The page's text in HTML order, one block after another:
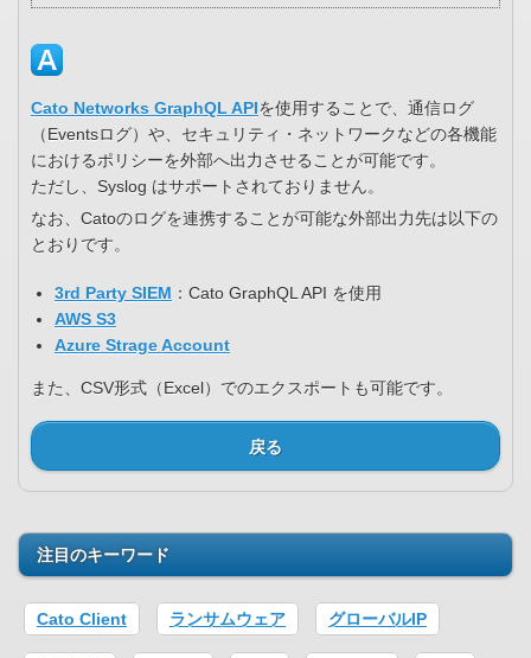
Cato Networks GraphQL APIを使用することで、通信ログ
（Eventsログ）や、セキュリティ・ネットワークなどの各機能
におけるポリシーを外部へ出力させることが可能です。
ただし、Syslog はサポートされておりません。
なお、Catoのログを連携することが可能な外部出力先は以下の
とおりです。
3rd Party SIEM ：Cato GraphQL API を使用
AWS S3
Azure Strage Account
また、CSV形式（Excel）でのエクスポートも可能です。
戻る
注目のキーワード
Cato Client ランサムウェア グローバルIP